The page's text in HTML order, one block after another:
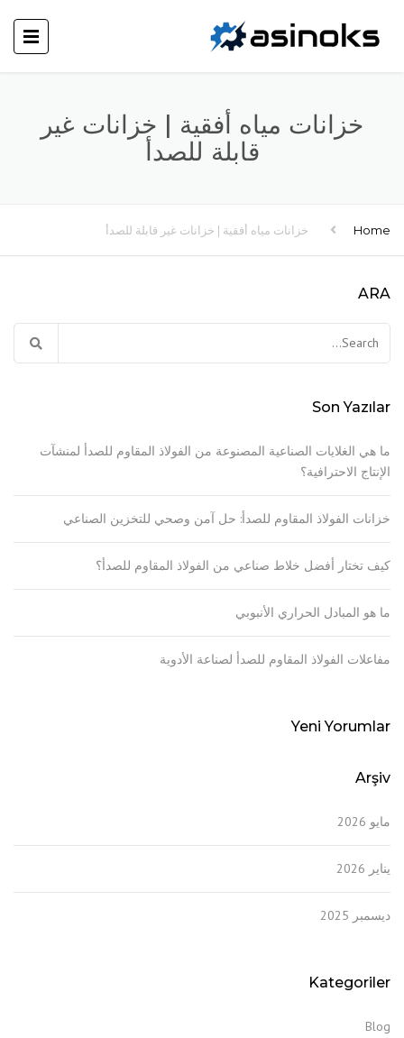
خزانات مياه أفقية | خزانات غير
قابلة للصدأ
Home خزانات مياه أفقية | خزانات غير قابلة للصدأ
ARA
Son Yazılar
ما هي الغلايات الصناعية المصنوعة من الفولاذ المقاوم للصدأ لمنشآت
الإنتاج الاحترافية؟
خزانات الفولاذ المقاوم للصدأ: حل آمن وصحي للتخزين الصناعي
كيف تختار أفضل خلاط صناعي من الفولاذ المقاوم للصدأ؟
ما هو المبادل الحراري الأنبوبي
مفاعلات الفولاذ المقاوم للصدأ لصناعة الأدوية
Yeni Yorumlar
Arşiv
مايو 2026
يناير 2026
ديسمبر 2025
Kategoriler
Blog